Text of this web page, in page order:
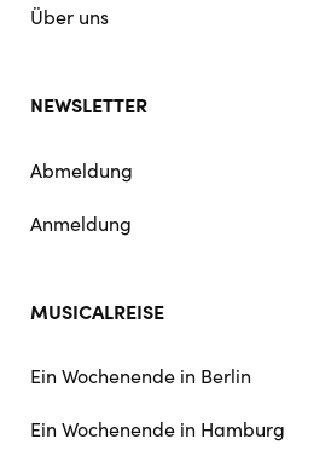
Über uns
NEWSLETTER
Abmeldung
Anmeldung
MUSICALREISE
Ein Wochenende in Berlin
Ein Wochenende in Hamburg